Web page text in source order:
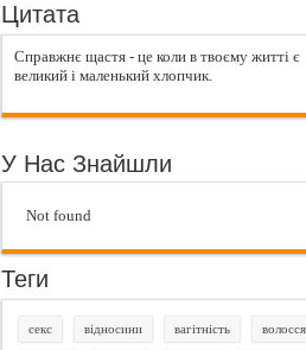
Цитата
Справжнє щастя - це коли в твоєму житті є
великий і маленький хлопчик.
У Нас Знайшли
Not found
Теги
секс відносини вагітність волосся